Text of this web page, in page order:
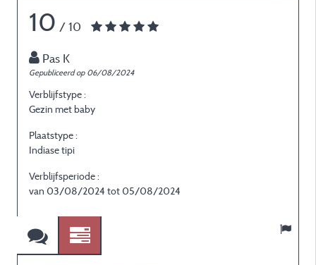
10 / 10
Pas K
Gepubliceerd op 06/08/2024
Verblijfstype :
Gezin met baby
Plaatstype :
Indiase tipi
Verblijfsperiode :
van 03/08/2024 tot 05/08/2024